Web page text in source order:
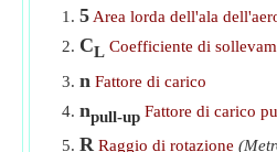
Tasso di virata per un dato
Tasso di virata per un fattore di
Velocità data Raggio di svolta
5 Area lorda dell'ala
CL Coefficiente di
n Fattore di carico
npull-up Fattore di carico
R Raggio di rotazione